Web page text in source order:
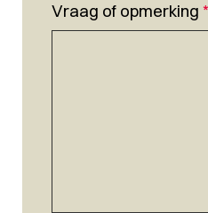
Vraag of opmerking *